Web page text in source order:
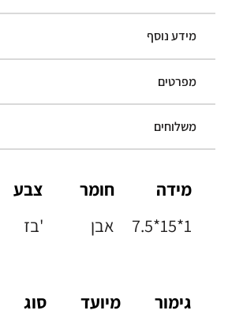
מידע נוסף
מפרטים
משלוחים
מידה
7.5*15*1
חומר
אבן
צבע
בז'
גימור
מיועד
סוג